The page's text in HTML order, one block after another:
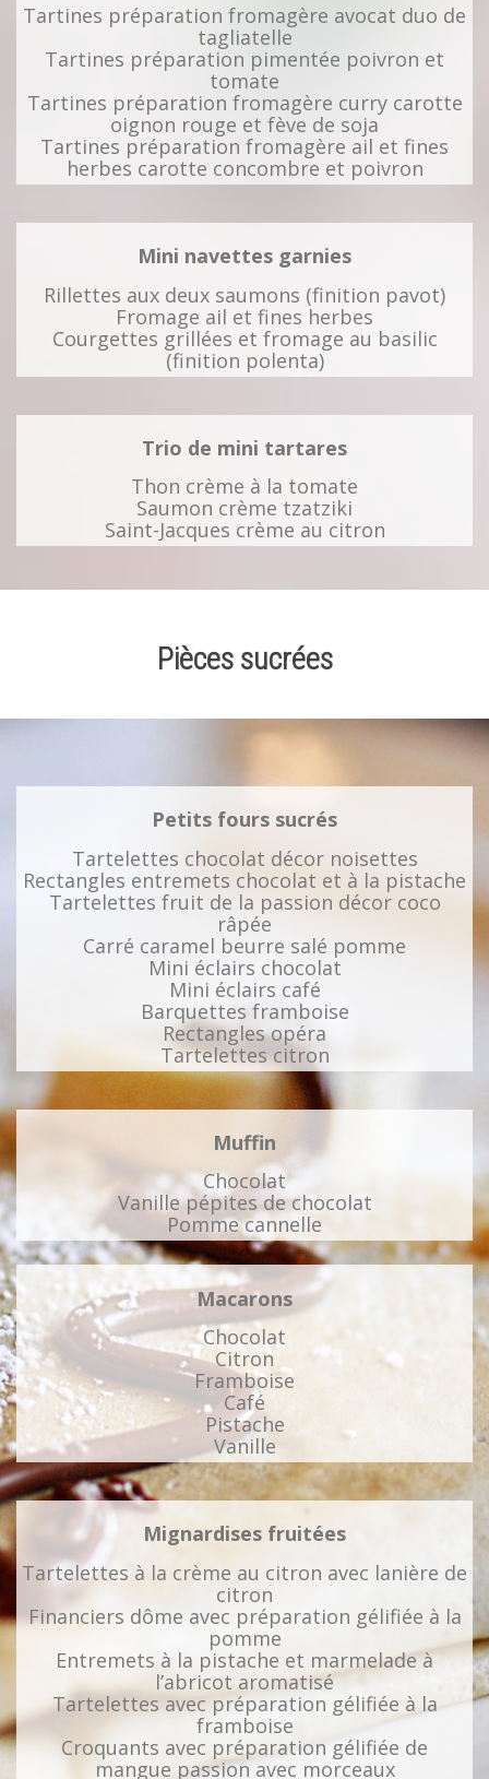
Tartines préparation fromagère avocat duo de
tagliatelle
Tartines préparation pimentée poivron et
tomate
Tartines préparation fromagère curry carotte
oignon rouge et fève de soja
Tartines préparation fromagère ail et fines
herbes carotte concombre et poivron
Mini navettes garnies
Rillettes aux deux saumons (finition pavot)
Fromage ail et fines herbes
Courgettes grillées et fromage au basilic
(finition polenta)
Trio de mini tartares
Thon crème à la tomate
Saumon crème tzatziki
Saint-Jacques crème au citron
Pièces sucrées
Petits fours sucrés
Tartelettes chocolat décor noisettes
Rectangles entremets chocolat et à la pistache
Tartelettes fruit de la passion décor coco
râpée
Carré caramel beurre salé pomme
Mini éclairs chocolat
Mini éclairs café
Barquettes framboise
Rectangles opéra
Tartelettes citron
Muffin
Chocolat
Vanille pépites de chocolat
Pomme cannelle
Macarons
Chocolat
Citron
Framboise
Café
Pistache
Vanille
Mignardises fruitées
Tartelettes à la crème au citron avec lanière de
citron
Financiers dôme avec préparation gélifiée à la
pomme
Entremets à la pistache et marmelade à
l’abricot aromatisé
Tartelettes avec préparation gélifiée à la
framboise
Croquants avec préparation gélifiée de
mangue passion avec morceaux